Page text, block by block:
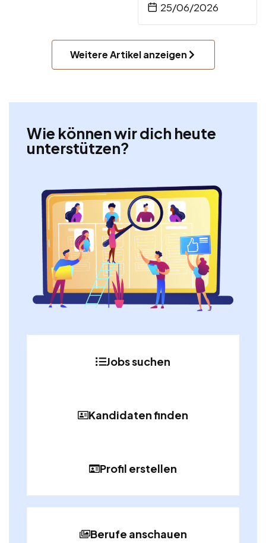
25/06/2026
Weitere Artikel anzeigen
Wie können wir dich heute
unterstützen?
Jobs suchen
Kandidaten finden
Profil erstellen
Berufe anschauen